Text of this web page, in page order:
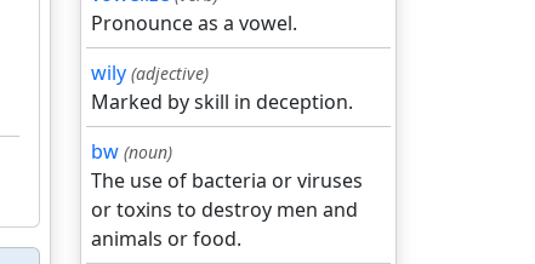
Pronounce as a vowel.
wily (adjective)
Marked by skill in deception.
bw (noun)
The use of bacteria or viruses
or toxins to destroy men and
animals or food.